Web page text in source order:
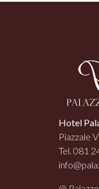
Hotel
Piazzale
Tel. 081